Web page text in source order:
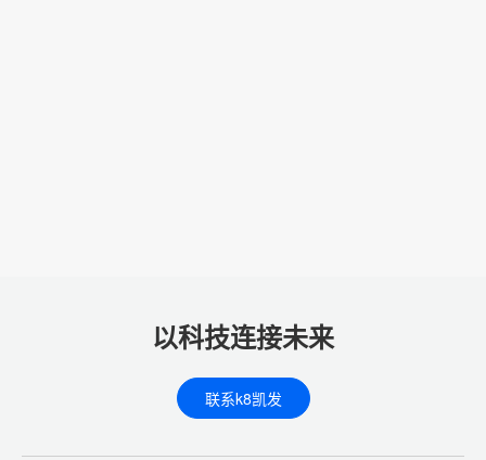
以科技连接未来
联系k8凯发